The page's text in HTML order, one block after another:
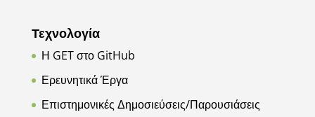
Τεχνολογία
Η GET στο GitHub
Ερευνητικά Έργα
Επιστημονικές Δημοσιεύσεις/Παρουσιάσεις